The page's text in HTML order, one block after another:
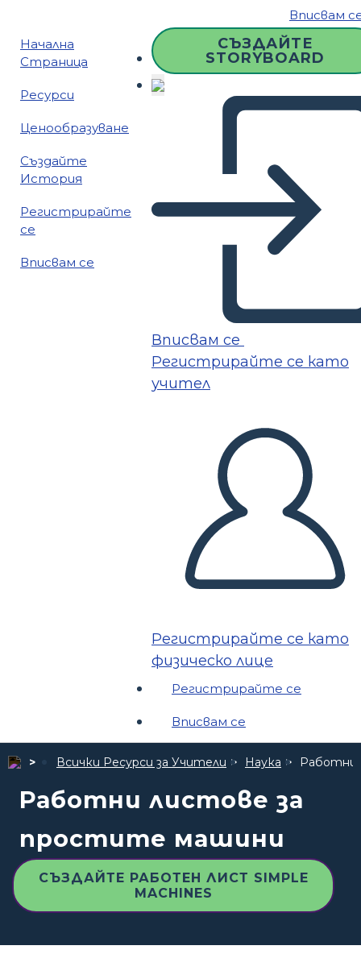
Вписвам
Начална
Страница
Ресурси
Ценообразуване
Създайте
История
Регистрирайте
се
Вписвам се
СЪЗДАЙТЕ
STORYBOARD
Вписвам се
Регистрирайте се като
учител
Регистрирайте се като
физическо лице
Регистрирайте се
Вписвам се
Всички Ресурси за Учители Наука Работни
Работни листове за
простите машини
СЪЗДАЙТЕ РАБОТЕН ЛИСТ SIMPLE
MACHINES